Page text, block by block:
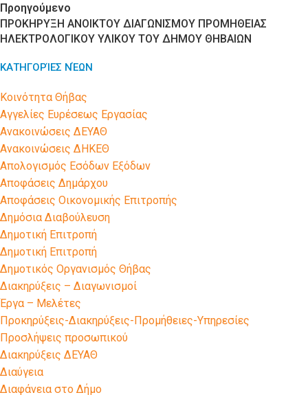
Προηγούμενο
ΠΡΟΚΗΡΥΞΗ ΑΝΟΙΚΤΟΥ ΔΙΑΓΩΝΙΣΜΟΥ ΠΡΟΜΗΘΕΙΑΣ
ΗΛΕΚΤΡΟΛΟΓΙΚΟΥ ΥΛΙΚΟΥ ΤΟΥ ΔΗΜΟΥ ΘΗΒΑΙΩΝ
ΚΑΤΗΓΟΡΊΕΣ ΝΈΩΝ
Kοινότητα Θήβας
Αγγελίες Ευρέσεως Εργασίας
Ανακοινώσεις ΔΕΥΑΘ
Ανακοινώσεις ΔΗΚΕΘ
Απολογισμός Εσόδων Εξόδων
Αποφάσεις Δημάρχου
Αποφάσεις Οικονομικής Επιτροπής
Δημόσια Διαβούλευση
Δημοτική Επιτροπή
Δημοτική Επιτροπή
Δημοτικός Οργανισμός Θήβας
Διακηρύξεις – Διαγωνισμοί
Έργα – Μελέτες
Προκηρύξεις-Διακηρύξεις-Προμήθειες-Υπηρεσίες
Προσλήψεις προσωπικού
Διακηρύξεις ΔΕΥΑΘ
Διαύγεια
Διαφάνεια στο Δήμο